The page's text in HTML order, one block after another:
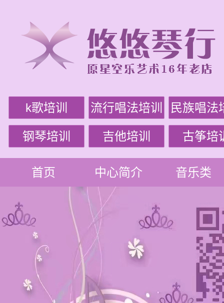
k歌培训 流行唱法培训 民族唱法
钢琴培训 吉他培训 古筝培
首页 中心简介 音乐类